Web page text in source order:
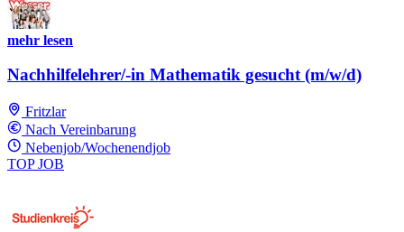
mehr lesen
Nachhilfelehrer/-in Mathematik gesucht (m/w/d)
Fritzlar
Nach Vereinbarung
Nebenjob/Wochenendjob
TOP JOB